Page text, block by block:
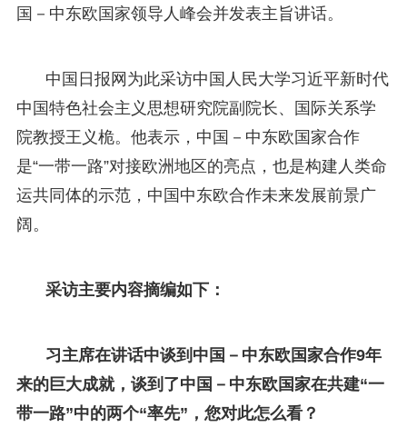
国－中东欧国家领导人峰会并发表主旨讲话。
中国日报网为此采访中国人民大学习近平新时代
中国特色社会主义思想研究院副院长、国际关系学
院教授王义桅。他表示，中国－中东欧国家合作
是“一带一路”对接欧洲地区的亮点，也是构建人类命
运共同体的示范，中国中东欧合作未来发展前景广
阔。
采访主要内容摘编如下：
习主席在讲话中谈到中国－中东欧国家合作9年
来的巨大成就，谈到了中国－中东欧国家在共建“一
带一路”中的两个“率先”，您对此怎么看？